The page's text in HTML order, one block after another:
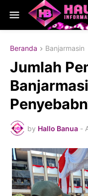
Beranda Banjarmasin
Jumlah
by Hallo Banua -